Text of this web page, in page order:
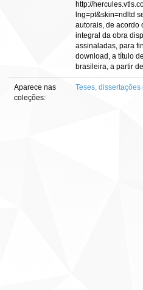
http://
lng=pt&skin=ndltd
autorais, de acordo
integral da obra
assinaladas, para
download, a título
brasileira, a partir
Aparece nas
coleções:
Teses,